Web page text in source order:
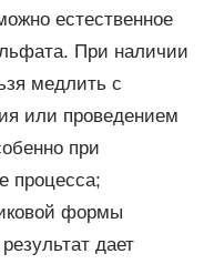
естественное
При наличии
медлить с
или проведением
при
процесса;
формы
дает